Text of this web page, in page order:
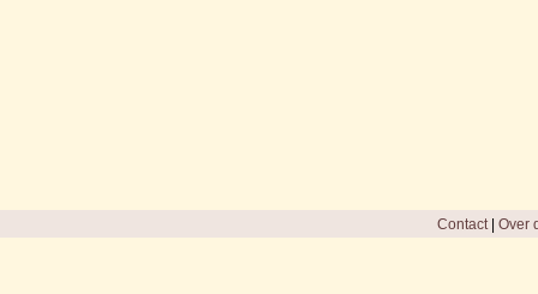
Contact| Over